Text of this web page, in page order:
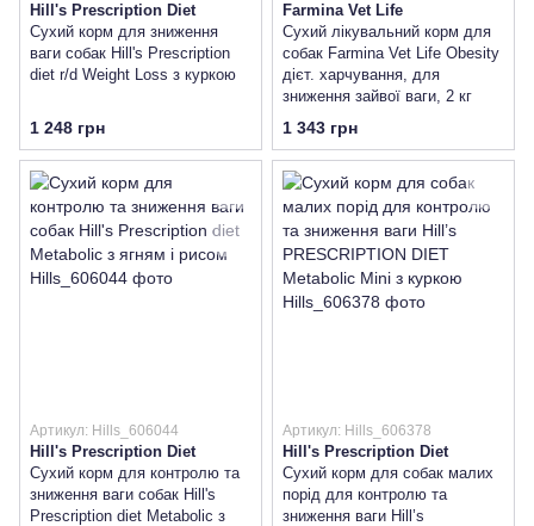
Hill's Prescription Diet
Сухий корм для зниження
ваги собак Hill's Prescription
diet r/d Weight Loss з куркою
1 248 грн
Farmina Vet Life
Сухий лікувальний корм для
собак Farmina Vet Life Obesity
дієт. харчування, для
зниження зайвої ваги, 2 кг
1 343 грн
Артикул: Hills_606044
Hill's Prescription Diet
Сухий корм для контролю та
зниження ваги собак Hill's
Prescription diet Metabolic з
Артикул: Hills_606378
Hill's Prescription Diet
Сухий корм для собак малих
порід для контролю та
зниження ваги Hill’s